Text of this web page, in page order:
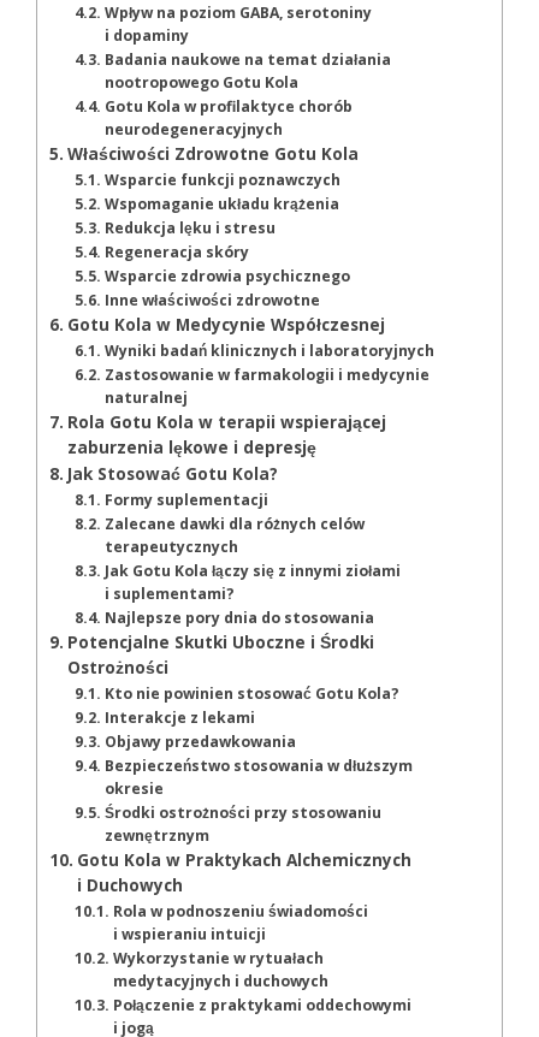
Wpływ na poziom GABA, serotoniny
i dopaminy
Badania naukowe na temat działania
nootropowego Gotu Kola
Gotu Kola w profilaktyce chorób
neurodegeneracyjnych
Właściwości Zdrowotne Gotu Kola
Wsparcie funkcji poznawczych
Wspomaganie układu krążenia
Redukcja lęku i stresu
Regeneracja skóry
Wsparcie zdrowia psychicznego
Inne właściwości zdrowotne
Gotu Kola w Medycynie Współczesnej
Wyniki badań klinicznych i laboratoryjnych
Zastosowanie w farmakologii i medycynie
naturalnej
Rola Gotu Kola w terapii wspierającej
zaburzenia lękowe i depresję
Jak Stosować Gotu Kola?
Formy suplementacji
Zalecane dawki dla różnych celów
terapeutycznych
Jak Gotu Kola łączy się z innymi ziołami
i suplementami?
Najlepsze pory dnia do stosowania
Potencjalne Skutki Uboczne i Środki
Ostrożności
Kto nie powinien stosować Gotu Kola?
Interakcje z lekami
Objawy przedawkowania
Bezpieczeństwo stosowania w dłuższym
okresie
Środki ostrożności przy stosowaniu
zewnętrznym
Gotu Kola w Praktykach Alchemicznych
i Duchowych
Rola w podnoszeniu świadomości
i wspieraniu intuicji
Wykorzystanie w rytuałach
medytacyjnych i duchowych
Połączenie z praktykami oddechowymi
i jogą